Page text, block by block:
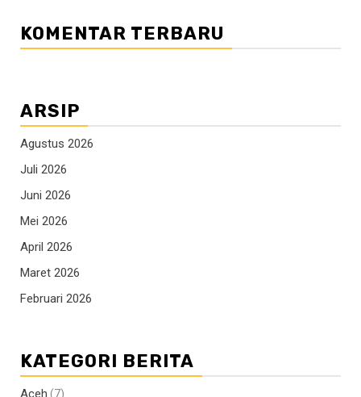
KOMENTAR TERBARU
ARSIP
Agustus 2026
Juli 2026
Juni 2026
Mei 2026
April 2026
Maret 2026
Februari 2026
KATEGORI BERITA
Aceh (7)